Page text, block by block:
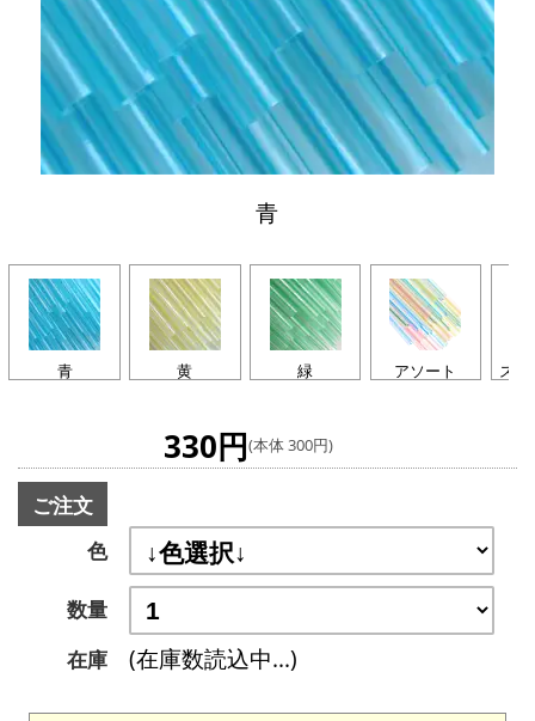
青
青 黄 緑 アソート スト
330円(本体 300円)
ご注文
色
数量
在庫
(在庫数読込中...)